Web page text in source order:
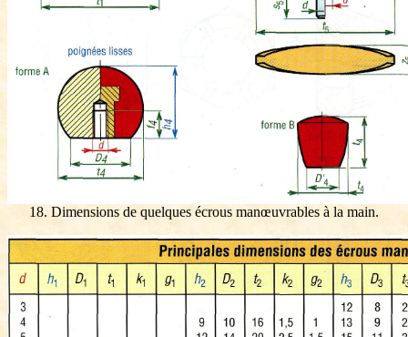
18. Dimensions de quelques écrous manœuvrables à la main.